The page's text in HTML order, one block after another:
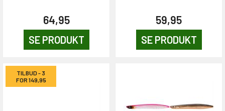
64,95
SE PRODUKT
59,95
SE PRODUKT
TILBUD - 3
FOR 149,95